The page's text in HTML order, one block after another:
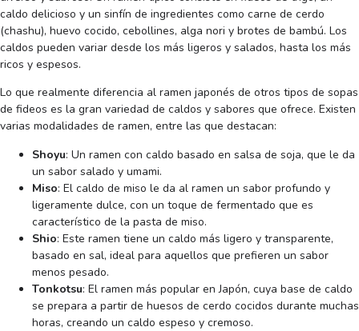
caldo delicioso y un sinfín de ingredientes como carne de cerdo
(chashu), huevo cocido, cebollines, alga nori y brotes de bambú. Los
caldos pueden variar desde los más ligeros y salados, hasta los más
ricos y espesos.
Lo que realmente diferencia al ramen japonés de otros tipos de sopas
de fideos es la gran variedad de caldos y sabores que ofrece. Existen
varias modalidades de ramen, entre las que destacan:
Shoyu: Un ramen con caldo basado en salsa de soja, que le da
un sabor salado y umami.
Miso: El caldo de miso le da al ramen un sabor profundo y
ligeramente dulce, con un toque de fermentado que es
característico de la pasta de miso.
Shio: Este ramen tiene un caldo más ligero y transparente,
basado en sal, ideal para aquellos que prefieren un sabor
menos pesado.
Tonkotsu: El ramen más popular en Japón, cuya base de caldo
se prepara a partir de huesos de cerdo cocidos durante muchas
horas, creando un caldo espeso y cremoso.